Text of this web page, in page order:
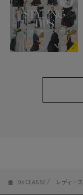
DoCLASSE レディース